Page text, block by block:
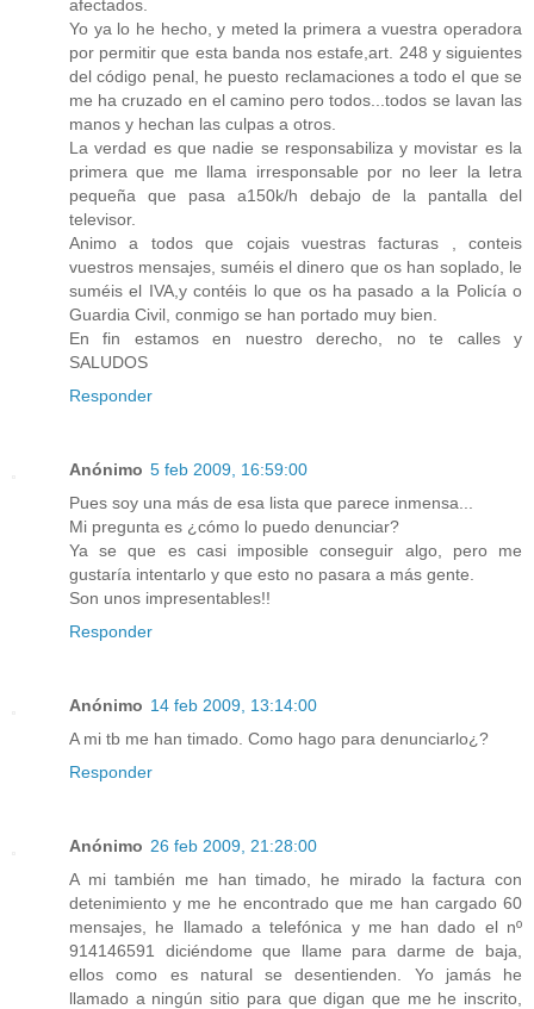
afectados.
Yo ya lo he hecho, y meted la primera a vuestra operadora
por permitir que esta banda nos estafe,art. 248 y siguientes
del código penal, he puesto reclamaciones a todo el que se
me ha cruzado en el camino pero todos...todos se lavan las
manos y hechan las culpas a otros.
La verdad es que nadie se responsabiliza y movistar es la
primera que me llama irresponsable por no leer la letra
pequeña que pasa a150k/h debajo de la pantalla del
televisor.
Animo a todos que cojais vuestras facturas , conteis
vuestros mensajes, suméis el dinero que os han soplado, le
suméis el IVA,y contéis lo que os ha pasado a la Policía o
Guardia Civil, conmigo se han portado muy bien.
En fin estamos en nuestro derecho, no te calles y
SALUDOS
Responder
Anónimo 5 feb 2009, 16:59:00
Pues soy una más de esa lista que parece inmensa...
Mi pregunta es ¿cómo lo puedo denunciar?
Ya se que es casi imposible conseguir algo, pero me
gustaría intentarlo y que esto no pasara a más gente.
Son unos impresentables!!
Responder
Anónimo 14 feb 2009, 13:14:00
A mi tb me han timado. Como hago para denunciarlo¿?
Responder
Anónimo 26 feb 2009, 21:28:00
A mi también me han timado, he mirado la factura con
detenimiento y me he encontrado que me han cargado 60
mensajes, he llamado a telefónica y me han dado el nº
914146591 diciéndome que llame para darme de baja,
ellos como es natural se desentienden. Yo jamás he
llamado a ningún sitio para que digan que me he inscrito,